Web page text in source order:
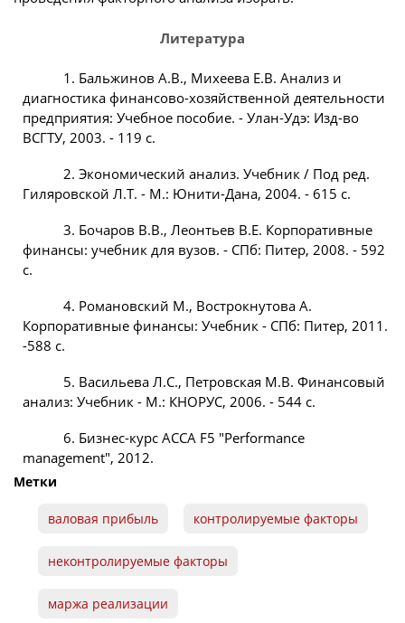
Литература
1. Бальжинов А.В., Михеева Е.В. Анализ и
диагностика финансово-хозяйственной деятельности
предприятия: Учебное пособие. - Улан-Удэ: Изд-во
ВСГТУ, 2003. - 119 с.
2. Экономический анализ. Учебник / Под ред.
Гиляровской Л.Т. - М.: Юнити-Дана, 2004. - 615 с.
3. Бочаров В.В., Леонтьев В.Е. Корпоративные
финансы: учебник для вузов. - СПб: Питер, 2008. - 592
с.
4. Романовский М., Вострокнутова А.
Корпоративные финансы: Учебник - СПб: Питер, 2011.
-588 с.
5. Васильева Л.С., Петровская М.В. Финансовый
анализ: Учебник - М.: КНОРУС, 2006. - 544 с.
6. Бизнес-курс АССА F5 "Performance
management", 2012.
Метки
валовая прибыль контролируемые факторы
неконтролируемые факторы
маржа реализации